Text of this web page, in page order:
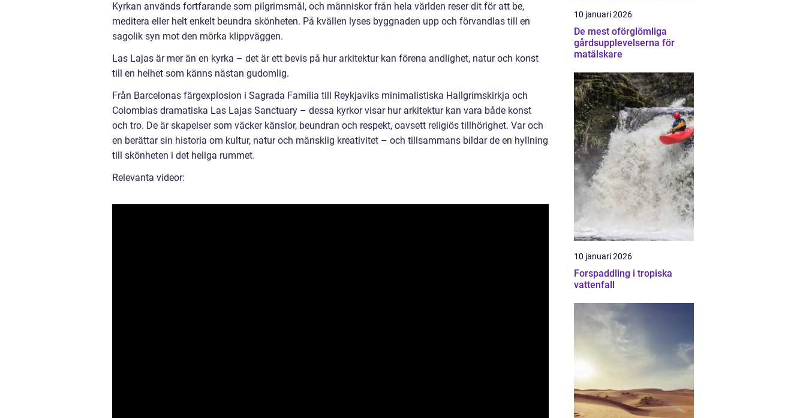
Kyrkan används fortfarande som pilgrimsmål, och människor från hela världen reser dit för att be,
meditera eller helt enkelt beundra skönheten. På kvällen lyses byggnaden upp och förvandlas till en
sagolik syn mot den mörka klippväggen.
Las Lajas är mer än en kyrka – det är ett bevis på hur arkitektur kan förena andlighet, natur och konst
till en helhet som känns nästan gudomlig.
Från Barcelonas färgexplosion i Sagrada Família till Reykjaviks minimalistiska Hallgrímskirkja och
Colombias dramatiska Las Lajas Sanctuary – dessa kyrkor visar hur arkitektur kan vara både konst
och tro. De är skapelser som väcker känslor, beundran och respekt, oavsett religiös tillhörighet. Var och
en berättar sin historia om kultur, natur och mänsklig kreativitet – och tillsammans bildar de en hyllning
till skönheten i det heliga rummet.
Relevanta videor:
10 januari 2026
De mest oförglömliga
gårdsupplevelserna för
matälskare
10 januari 2026
Forspaddling i tropiska
vattenfall